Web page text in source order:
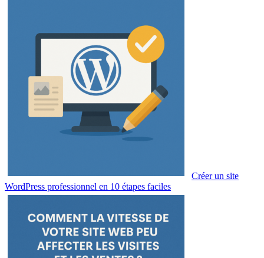
Créer un site
WordPress professionnel en 10 étapes faciles